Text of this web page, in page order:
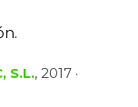
S.L., 2017 ·